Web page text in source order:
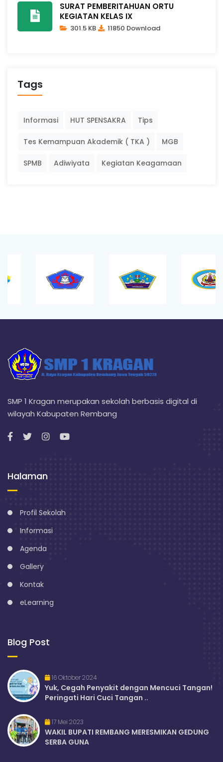
SURAT PEMBERITAHUAN ORTU
KEGIATAN KELAS IX
301.5 KB 11850 Download
Tags
Informasi HUT SPENSAKRA Tips
Tes Kemampuan Akademik ( TKA ) MGB
SPMB Adiwiyata Kegiatan Keagamaan
SMP 1 Kragan merupakan sekolah berbasis digital di
wilayah Kabupaten Rembang
Halaman
Profil Sekolah
Informasi
Agenda
Gallery
Kontak
eLearning
Blog Post
16 Oktober 2024
Yuk, Cegah Penyakit dengan Mencuci Tangan!
Peringati Hari Cuci Tangan ..
17 Mei 2023
WAKIL BUPATI REMBANG MERESMIKAN GEDUNG
SERBA GUNA